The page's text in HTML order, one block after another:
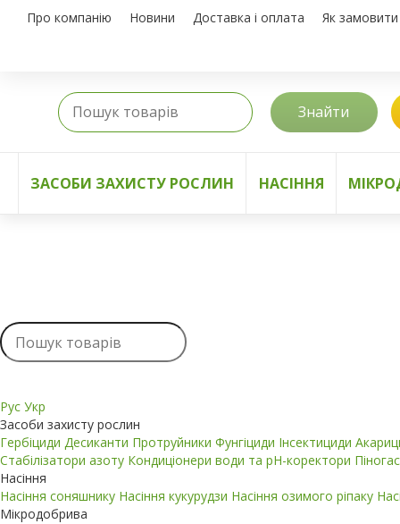
Про компанію Новини Доставка і оплата Як замовити
Знайти
ЗАСОБИ ЗАХИСТУ РОСЛИН НАСІННЯ
Рус Укр
Засоби захисту рослин
Гербіциди Десиканти Протруйники Фунгіциди Інсектициди
Стабілізатори азоту Кондиціонери води та pH-коректори
Насіння
Насіння соняшнику Насіння кукурудзи Насіння озимого ріпаку
Мікродобрива